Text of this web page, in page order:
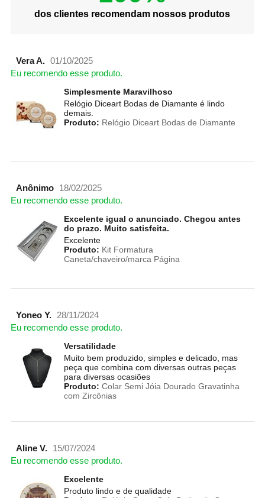
dos clientes recomendam nossos produtos
Vera A. 01/10/2025
Eu recomendo esse produto.
Simplesmente Maravilhoso
Relógio Diceart Bodas de Diamante é lindo
demais.
Produto: Relógio Diceart Bodas de Diamante
Anônimo
18/02/2025
Eu recomendo esse produto.
Excelente igual o anunciado. Chegou antes
do prazo. Muito satisfeita.
Excelente
Produto: Kit Formatura
Caneta/chaveiro/marca Página
Yoneo Y.
28/11/2024
Eu recomendo esse produto.
Versatilidade
Muito bem produzido, simples e delicado, mas
peça que combina com diversas outras peças
para diversas ocasiões
Produto: Colar Semi Jóia Dourado Gravatinha
com Zircônias
Aline V.
15/07/2024
Eu recomendo esse produto.
Excelente
Produto lindo e de qualidade